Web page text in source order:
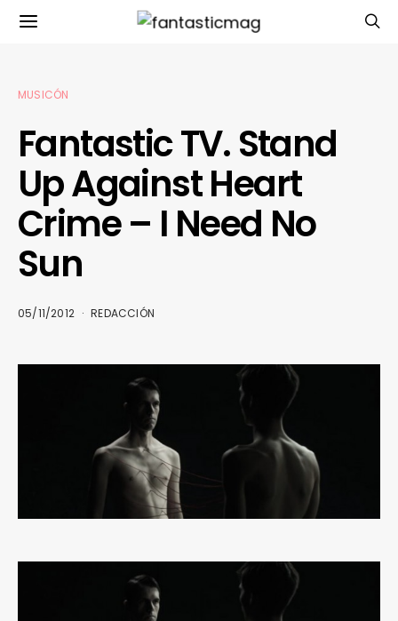
MUSICÓN
Fantastic TV. Stand
Up Against Heart
Crime – I Need No
Sun
05/11/2012 REDACCIÓN